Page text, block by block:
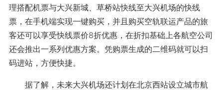
理搭配机票与大兴新城、草桥站快线至大兴机场的快线
票，在手机端实现一键购买，并且购买空轨联运产品的旅
客还可以享受快线票价8折优惠，在折扣基础上各航空公司
还会推出一系列优惠方案。凭购票生成的二维码就可以扫
码进站，方便快捷。
据了解，未来大兴机场还计划在北京西站设立城市航